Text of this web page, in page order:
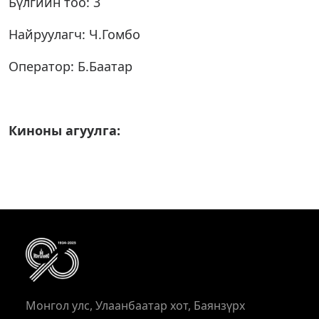
Найруулагч: Ч.Гомбо
Оператор: Б.Баатар
Киноны агуулга:
Монгол улс, Улаанбаатар хот, Баянзүрх